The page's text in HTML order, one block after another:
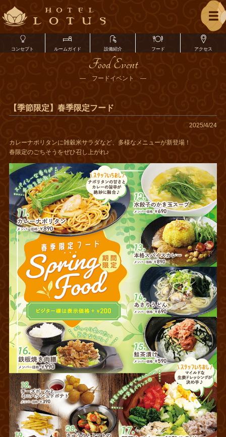
コンセプト ルームガイド 設備紹介 フード アクセス
Food Event
― フードイベント ―
【季節限定】春季限定フード
2025/4/24
カレーナポリタンに雑穀米サラダなど、多様なメニューが新登場！
春限定のごちそうをぜひ召し上がれ♪